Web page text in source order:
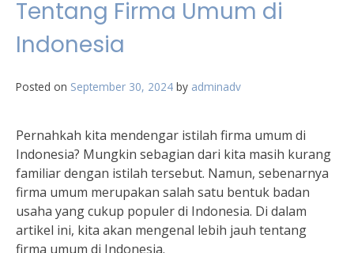
Tentang Firma Umum di
Indonesia
Posted on September 30, 2024 by adminadv
Pernahkah kita mendengar istilah firma umum di
Indonesia? Mungkin sebagian dari kita masih kurang
familiar dengan istilah tersebut. Namun, sebenarnya
firma umum merupakan salah satu bentuk badan
usaha yang cukup populer di Indonesia. Di dalam
artikel ini, kita akan mengenal lebih jauh tentang
firma umum di Indonesia.